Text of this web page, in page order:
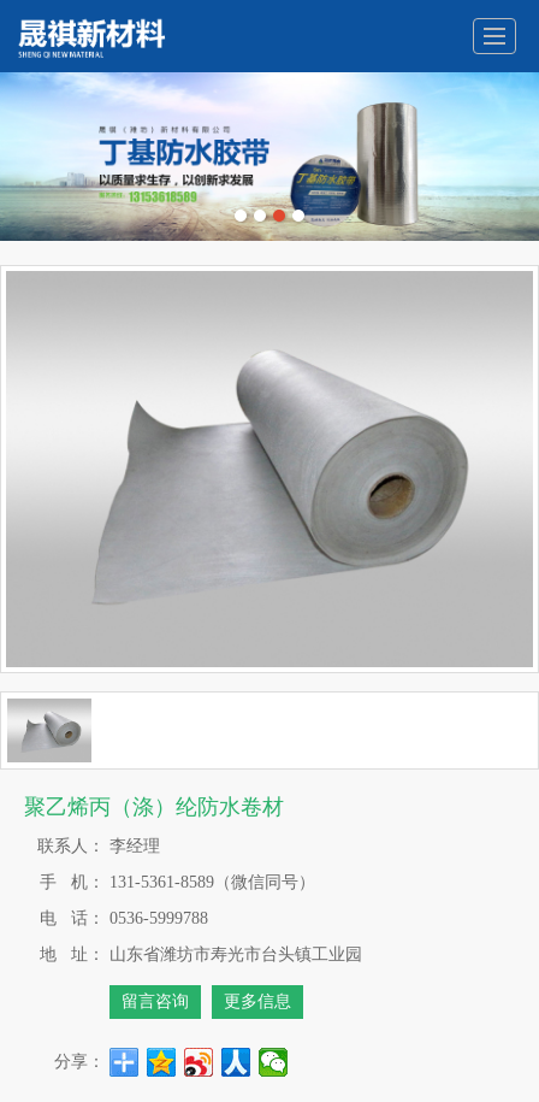
聚乙烯丙（涤）纶防水卷材
联系人：
李经理
手 机：
131-5361-8589（微信同号）
电 话：
0536-5999788
地 址：
山东省潍坊市寿光市台头镇工业园
留言咨询 更多信息
分享：